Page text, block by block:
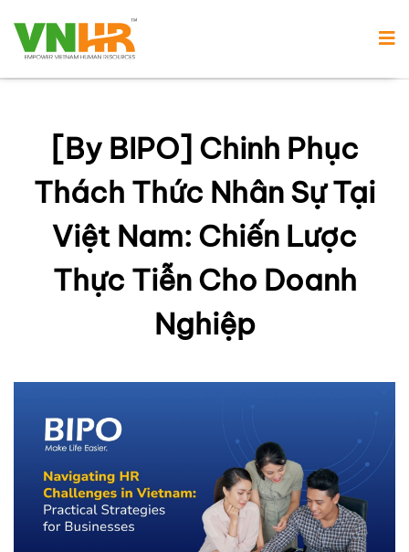
[By BIPO] Chinh Phục
Thách Thức Nhân Sự Tại
Việt Nam: Chiến Lược
Thực Tiễn Cho Doanh
Nghiệp